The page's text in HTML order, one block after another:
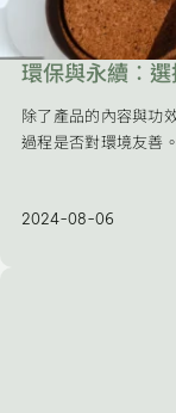
環保與永續：
除了產品的內容與功
過程是否對環境友善
2024-08-06